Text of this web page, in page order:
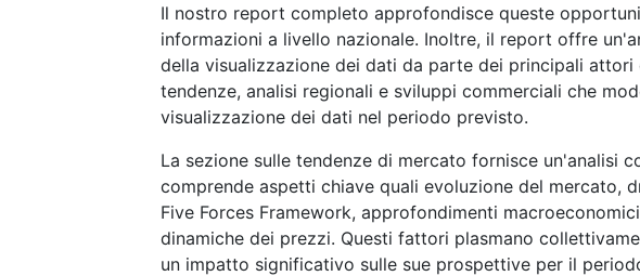
Il nostro report completo approfondisce queste
informazioni a livello nazionale. Inoltre, il report offre
della visualizzazione dei dati da parte dei principali
tendenze, analisi regionali e sviluppi commerciali che
visualizzazione dei dati nel periodo previsto.
La sezione sulle tendenze di mercato fornisce un'analisi
comprende aspetti chiave quali evoluzione del mercato,
Five Forces Framework, approfondimenti
dinamiche dei prezzi. Questi fattori plasmano
un impatto significativo sulle sue prospettive per il